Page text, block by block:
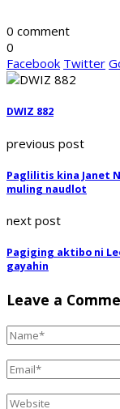
0 comment
0
Facebook Twitter
DWIZ 882
previous post
Paglilitis kina Janet
muling naudlot
next post
Pagiging aktibo ni
gayahin
Leave a